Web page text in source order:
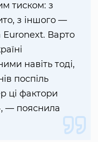
тиском: з
з іншого —
Euronext. Варто
навіть тоді,
поспіль
ці фактори
— пояснила